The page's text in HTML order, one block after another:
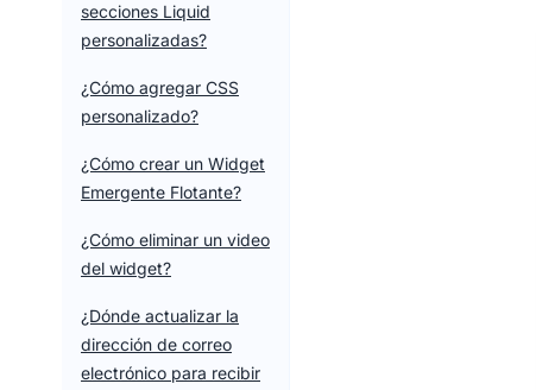
secciones Liquid
personalizadas?
¿Cómo agregar CSS
personalizado?
¿Cómo crear un Widget
Emergente Flotante?
¿Cómo eliminar un video
del widget?
¿Dónde actualizar la
dirección de correo
electrónico para recibir